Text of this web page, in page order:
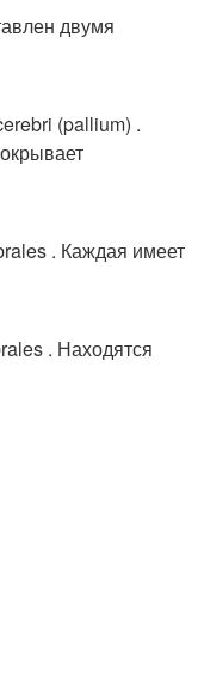
двумя
(pallium) .
. Каждая имеет
. Находятся